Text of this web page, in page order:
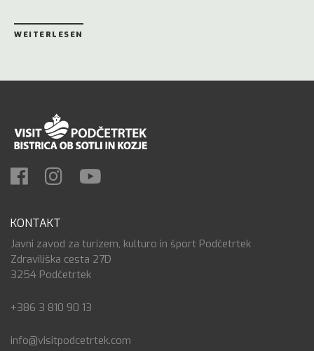
WEITERLESEN
KONTAKT
Javni zavod za turizem, kulturo in šport Podčetrtek
Zdraviliška cesta 27D
3254 Podčetrtek
+386 3 810 90 13
info@visitpodcetrtek.com